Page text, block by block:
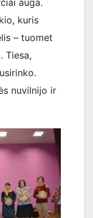
kuris
– tuomet
Tiesa,
nuvilnijo ir